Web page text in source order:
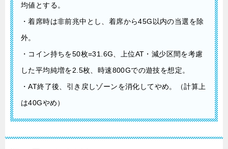
均値とする。
・着席時は非前兆中とし、着席から45G以内の当選を除
外。
・コイン持ちを50枚=31.6G、上位AT・減少区間を考慮
した平均純増を2.5枚、時速800Gでの遊技を想定。
・AT終了後、引き戻しゾーンを消化してやめ。（計算上
は40Gやめ）